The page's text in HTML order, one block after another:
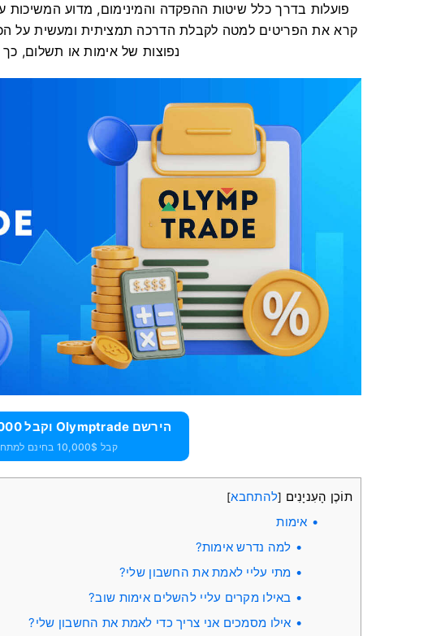
פועלות בדרך כלל שיטות ההפקדה והמינימום, מדוע
קרא את הפריטים למטה לקבלת הדרכה תמציתית ומעשית על
נפוצות של אימות או תשלום,
הירשם Olymptrade וקבל 10,000 $ בחינם
קבל 10,000$ בחינם למתחילים
תוֹכֶן הָעִניָנִים [להתחבא]
אימות
למה נדרש אימות?
מתי עליי לאמת את החשבון שלי?
באילו מקרים עליי להשלים אימות שוב?
אילו מסמכים אני צריך כדי לאמת את החשבון שלי?